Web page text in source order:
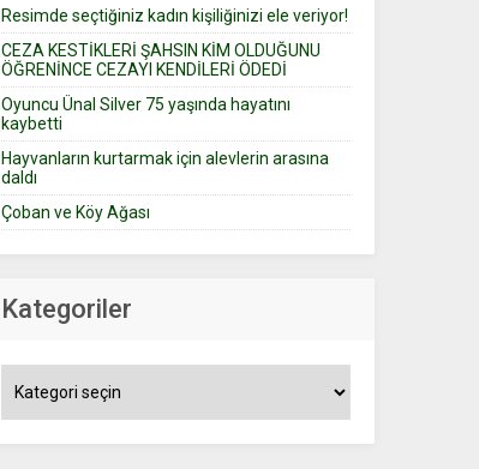
Resimde seçtiğiniz kadın kişiliğinizi ele veriyor!
CEZA KESTİKLERİ ŞAHSIN KİM OLDUĞUNU
ÖĞRENİNCE CEZAYI KENDİLERİ ÖDEDİ
Oyuncu Ünal Silver 75 yaşında hayatını
kaybetti
Hayvanların kurtarmak için alevlerin arasına
daldı
Çoban ve Köy Ağası
Kategoriler